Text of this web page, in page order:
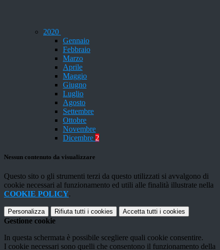
2020
Gennaio
Febbraio
Marzo
Aprile
Maggio
Giugno
Luglio
Agosto
Settembre
Ottobre
Novembre
Dicembre 2
Nessun contenuto da visualizzare
Questo sito o gli strumenti terzi da questo utilizzati si avvalgono di
cookie necessari al funzionamento ed utili alle finalità illustrate nella
COOKIE POLICY.
Personalizza Rifiuta tutti i cookies Accetta tutti i cookies
Gestione cookie
In questa schermata è possibile scegliere quali cookie consentire.
I cookie necessari sono quelli che consentono il funzionamento della